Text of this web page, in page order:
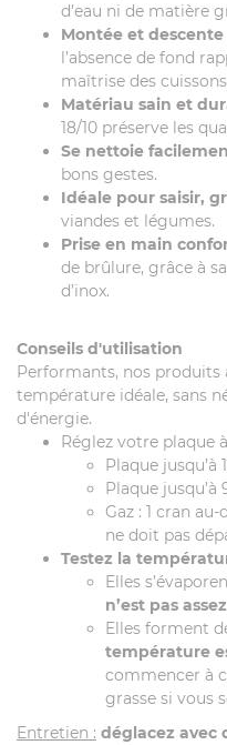
d’eau ni de matière
Montée et
l’absence de fond
maîtrise des cuissons
Matériau sain et
18/10 préserve les
Se nettoie
bons gestes.
Idéale pour saisir,
viandes et légumes.
Prise en main
de brûlure, grâce à
d’inox.
Conseils d'utilisation
Performants, nos
température idéale, sans
d'énergie.
Réglez votre plaque à
Plaque jusqu’à
Plaque jusqu’à
Gaz : 1 cran
ne doit pas
Testez la
Elles
n’est pas
Elles forment
température
commencer à
grasse si vous
Entretien : déglacez avec